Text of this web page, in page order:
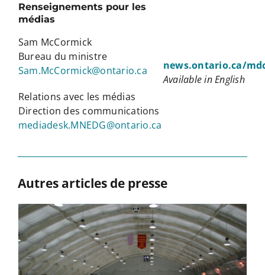
Renseignements pour les
médias
Sam McCormick
Bureau du ministre
Sam.McCormick@ontario.ca
Relations avec les médias
Direction des communications
mediadesk.MNEDG@ontario.ca
news.ontario.ca/
Available in English
Autres articles de presse